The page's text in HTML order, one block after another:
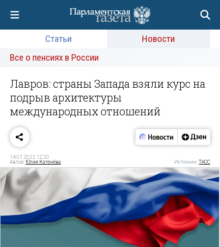
Статьи
Новости
Все о пенсиях в России
Лавров: страны Запада взяли курс на
подрыв архитектуры
международных отношений
14.01.2022 12:20
Автор: Юлия Катенёва Источник:ТАСС